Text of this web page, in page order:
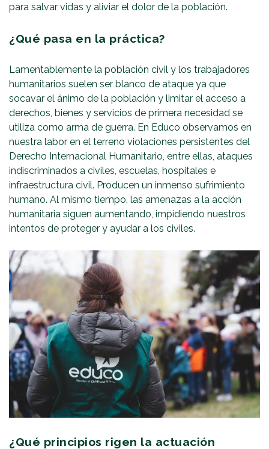
para salvar vidas y aliviar el dolor de la población.
¿Qué pasa en la práctica?
Lamentablemente la población civil y los trabajadores
humanitarios suelen ser blanco de ataque ya que
socavar el ánimo de la población y limitar el acceso a
derechos, bienes y servicios de primera necesidad se
utiliza como arma de guerra. En Educo observamos en
nuestra labor en el terreno violaciones persistentes del
Derecho Internacional Humanitario, entre ellas, ataques
indiscriminados a civiles, escuelas, hospitales e
infraestructura civil. Producen un inmenso sufrimiento
humano. Al mismo tiempo, las amenazas a la acción
humanitaria siguen aumentando, impidiendo nuestros
intentos de proteger y ayudar a los civiles.
¿Qué principios rigen la actuación